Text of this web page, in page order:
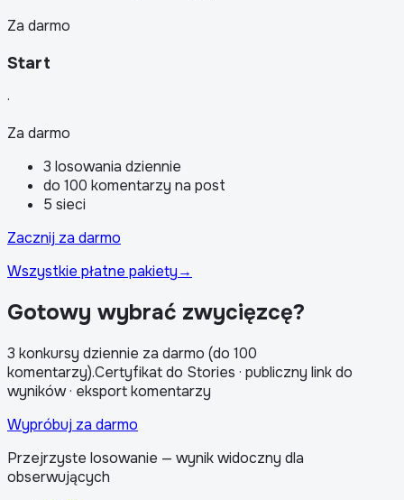
Za darmo
Start
·
Za darmo
3 losowania dziennie
do 100 komentarzy na post
5 sieci
Zacznij za darmo
Wszystkie płatne pakiety→
Gotowy wybrać zwycięzcę?
3 konkursy dziennie za darmo (do 100
komentarzy).Certyfikat do Stories · publiczny link do
wyników · eksport komentarzy
Wypróbuj za darmo
Przejrzyste losowanie — wynik widoczny dla
obserwujących